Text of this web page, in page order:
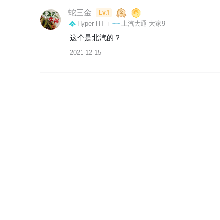
蛇三金 Lv.1
Hyper HT 上汽大通 大家9
这个是北汽的？
2021-12-15